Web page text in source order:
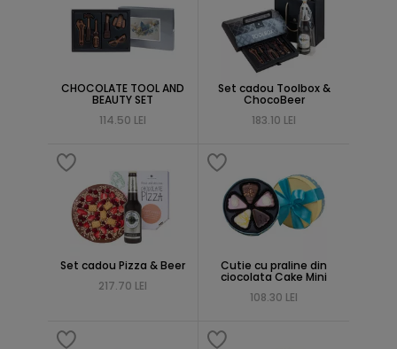
CHOCOLATE TOOL AND
BEAUTY SET
114.50 LEI
Set cadou Toolbox &
ChocoBeer
183.10 LEI
Set cadou Pizza & Beer
217.70 LEI
Cutie cu praline din
ciocolata Cake Mini
108.30 LEI